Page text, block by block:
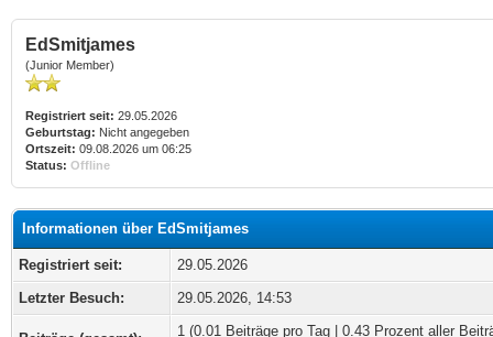
EdSmitjames
(Junior Member)
Registriert seit: 29.05.2026
Geburtstag: Nicht angegeben
Ortszeit: 09.08.2026 um 06:25
Status: Offline
Informationen über EdSmitjames
Registriert seit:
29.05.2026
Letzter Besuch:
29.05.2026, 14:53
1 (0.01 Beiträge pro Tag | 0.43 Prozent aller